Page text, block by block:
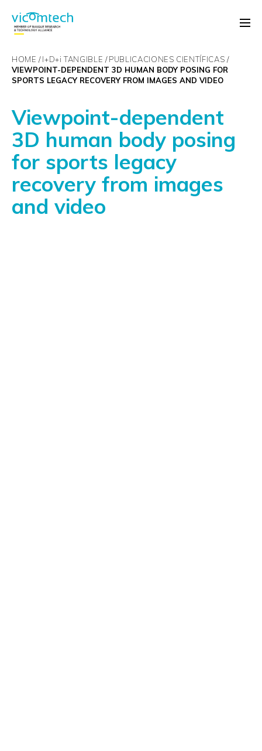
HOME I+D+i TANGIBLE PUBLICACIONES CIENTÍFICAS
VIEWPOINT-DEPENDENT 3D HUMAN BODY POSING FOR
SPORTS LEGACY RECOVERY FROM IMAGES AND VIDEO
Viewpoint-dependent
3D human body posing
for sports legacy
recovery from images
and video